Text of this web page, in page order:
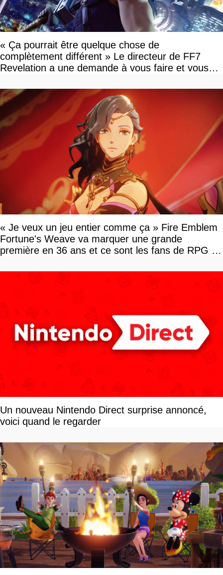
« Ça pourrait être quelque chose de
complètement différent » Le directeur de FF7
Revelation a une demande à vous faire et vous
« Je veux un jeu entier comme ça » Fire Emblem
Fortune's Weave va marquer une grande
première en 36 ans et ce sont les fans de RPG en
Un nouveau Nintendo Direct surprise annoncé,
voici quand le regarder